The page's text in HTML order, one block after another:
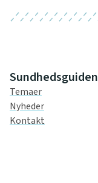
Sundhedsguiden
Temaer
Nyheder
Kontakt